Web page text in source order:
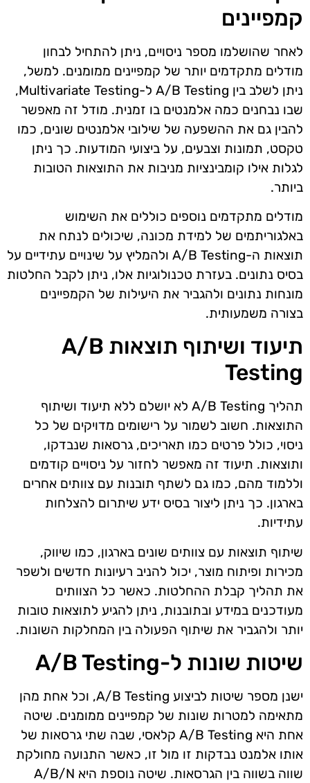
קמפיינים
לאחר שהושלמו מספר ניסויים, ניתן להתחיל לבחון
מודלים מתקדמים יותר של קמפיינים ממומנים. למשל,
ניתן לשלב בין A/B Testing ל-Multivariate Testing,
שבו נבחנים כמה אלמנטים בו זמנית. מודל זה מאפשר
להבין גם את ההשפעה של שילובי אלמנטים שונים, כמו
טקסט, תמונות וצבעים, על ביצועי המודעות. כך ניתן
לגלות אילו קומבינציות מניבות את התוצאות הטובות
ביותר.
מודלים מתקדמים נוספים כוללים את השימוש
באלגוריתמים של למידת מכונה, שיכולים לנתח את
תוצאות ה-A/B Testing ולהמליץ על שינויים עתידיים על
בסיס נתונים. בעזרת טכנולוגיות אלו, ניתן לקבל החלטות
מונחות נתונים ולהגביר את היעילות של הקמפיינים
בצורה משמעותית.
תיעוד ושיתוף תוצאות A/B
Testing
תהליך A/B Testing לא יושלם ללא תיעוד ושיתוף
התוצאות. חשוב לשמור על רישומים מדויקים של כל
ניסוי, כולל פרטים כמו תאריכים, גרסאות שנבדקו,
ותוצאות. תיעוד זה מאפשר לחזור על ניסויים קודמים
וללמוד מהם, כמו גם לשתף תובנות עם צוותים אחרים
בארגון. כך ניתן ליצור בסיס ידע שיתרום להצלחות
עתידיות.
שיתוף תוצאות עם צוותים שונים בארגון, כמו שיווק,
מכירות ופיתוח מוצר, יכול להניב רעיונות חדשים ולשפר
את תהליך קבלת ההחלטות. כאשר כל הצוותים
מעודכנים במידע ובתובנות, ניתן להגיע לתוצאות טובות
יותר ולהגביר את שיתוף הפעולה בין המחלקות השונות.
שיטות שונות ל-A/B Testing
ישנן מספר שיטות לביצוע A/B Testing, וכל אחת מהן
מתאימה למטרות שונות של קמפיינים ממומנים. שיטה
אחת היא A/B Testing קלאסי, שבה שתי גרסאות של
אותו אלמנט נבדקות זו מול זו, כאשר התנועה מחולקת
שווה בשווה בין הגרסאות. שיטה נוספת היא A/B/N